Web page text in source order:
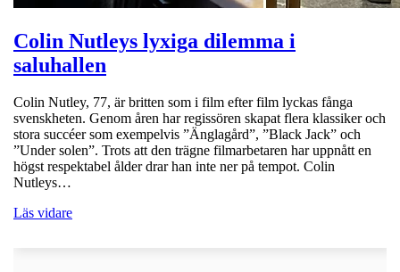
Colin Nutleys lyxiga dilemma i
saluhallen
Colin Nutley, 77, är britten som i film efter film lyckas fånga
svenskheten. Genom åren har regissören skapat flera klassiker och
stora succéer som exempelvis ”Änglagård”, ”Black Jack” och
”Under solen”. Trots att den trägne filmarbetaren har uppnått en
högst respektabel ålder drar han inte ner på tempot. Colin
Nutleys…
Läs vidare